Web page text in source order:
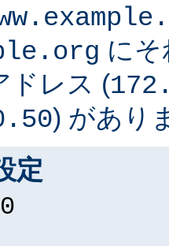
に
ドレス (
) があり
定